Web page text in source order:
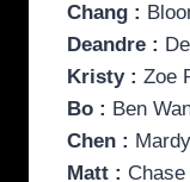
Chang :
Deandre :
Kristy : Zoe
Bo : Ben
Chen :
Matt :